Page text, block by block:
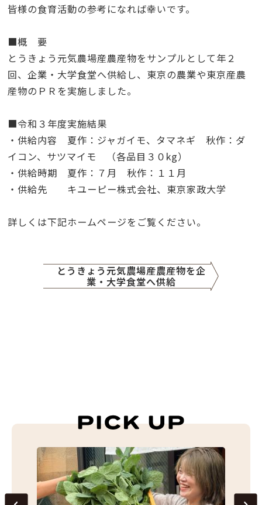
皆様の食育活動の参考になれば幸いです。
■概 要
とうきょう元気農場産農産物をサンプルとして年２
回、企業・大学食堂へ供給し、東京の農業や東京産農
産物のＰＲを実施しました。
■令和３年度実施結果
・供給内容 夏作：ジャガイモ、タマネギ 秋作：ダ
イコン、サツマイモ （各品目３０kg）
・供給時期 夏作：７月 秋作：１１月
・供給先 キユーピー株式会社、東京家政大学
詳しくは下記ホームページをご覧ください。
とうきょう元気農場産農産物を企
業・大学食堂へ供給